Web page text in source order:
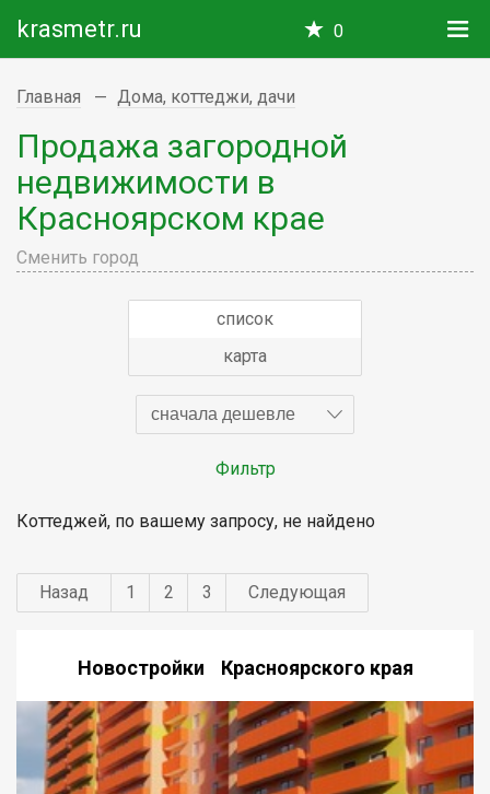
krasmetr.ru 0
Главная Дома, коттеджи, дачи
Продажа загородной
недвижимости в
Красноярском крае
Сменить город
список
карта
сначала дешевле
Фильтр
Коттеджей, по вашему запросу, не найдено
Назад 1 2 3 Следующая
Новостройки Красноярского края